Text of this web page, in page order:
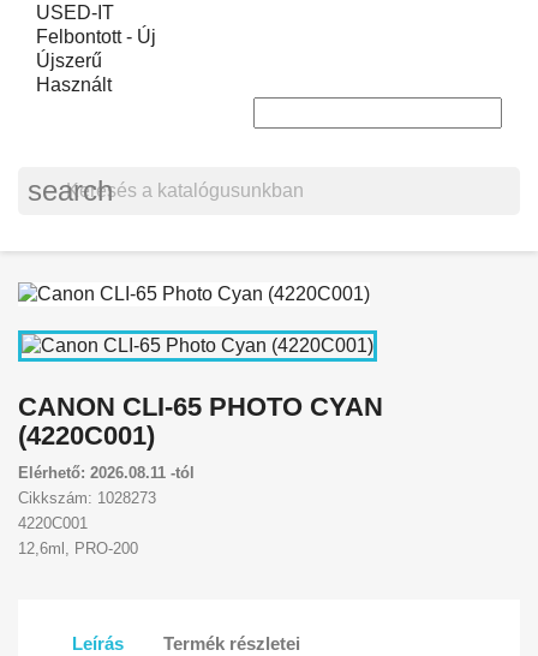
USED-IT
Felbontott - Új
Újszerű
Használt
search
CANON CLI-65 PHOTO CYAN
(4220C001)
Elérhető: 2026.08.11 -tól
Cikkszám: 1028273
4220C001
12,6ml, PRO-200
Leírás Termék részletei